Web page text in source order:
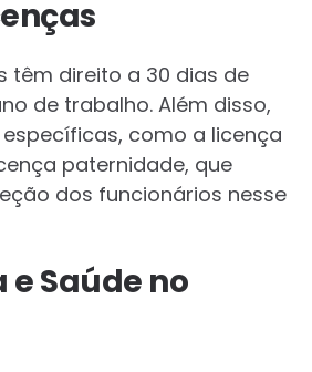
têm direito a 30 dias de
de trabalho. Além disso,
como a licença
paternidade, que
dos funcionários nesse
Saúde no